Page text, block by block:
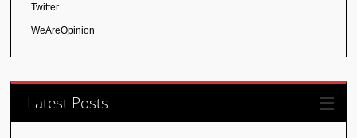
Twitter
WeAreOpinion
Latest Posts